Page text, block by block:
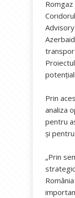
Prin
analiza
pentru
şi
„Prin